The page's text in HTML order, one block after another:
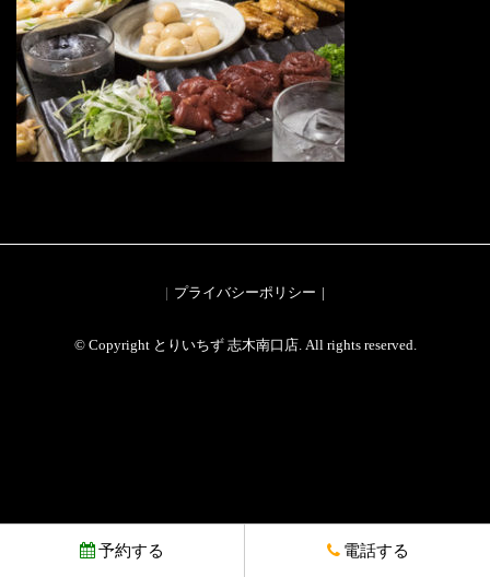
プライバシーポリシー
© Copyright とりいちず 志木南口店. All rights reserved.
予約する 電話する